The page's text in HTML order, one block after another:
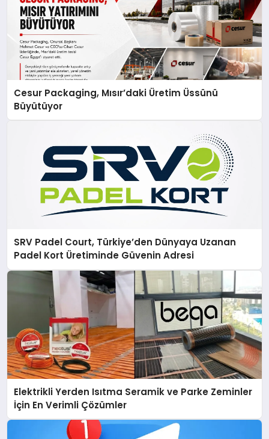
Cesur Packaging, Mısır’daki Üretim Üssünü
Büyütüyor
SRV Padel Court, Türkiye’den Dünyaya Uzanan
Padel Kort Üretiminde Güvenin Adresi
Elektrikli Yerden Isıtma Seramik ve Parke Zeminler
İçin En Verimli Çözümler